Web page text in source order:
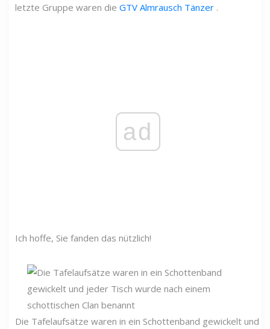
letzte Gruppe waren die GTV Almrausch Tänzer .
ad
Ich hoffe, Sie fanden das nützlich!
Die Tafelaufsätze waren in ein Schottenband gewickelt und